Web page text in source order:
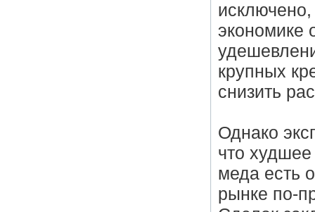
экономике
крупных
снизить
Однако
что
меда есть
рынке по-